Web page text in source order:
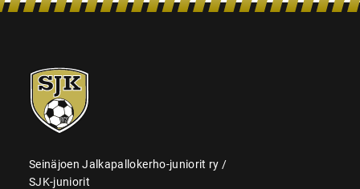
SJK-
juniorit
Seinäjoen Jalkapallokerho-juniorit ry /
SJK-juniorit